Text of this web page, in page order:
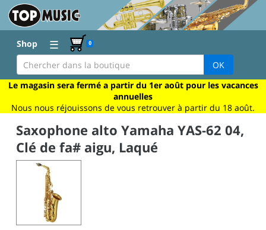
Shop ☰ 0
OK
Le magasin sera fermé a partir du 1er août pour les vacances
annuelles
Nous nous réjouissons de vous retrouver à partir du 18 août.
Saxophone alto Yamaha YAS-62 04,
Clé de fa# aigu, Laqué